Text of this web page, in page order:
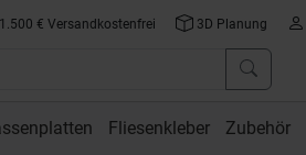
€ Versandkostenfrei 3D Planung
Fliesenkleber Zubehör